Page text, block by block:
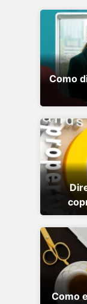
Como
Como